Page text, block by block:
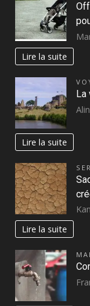
Lire la suite
La
Lire la suite
Lire la suite